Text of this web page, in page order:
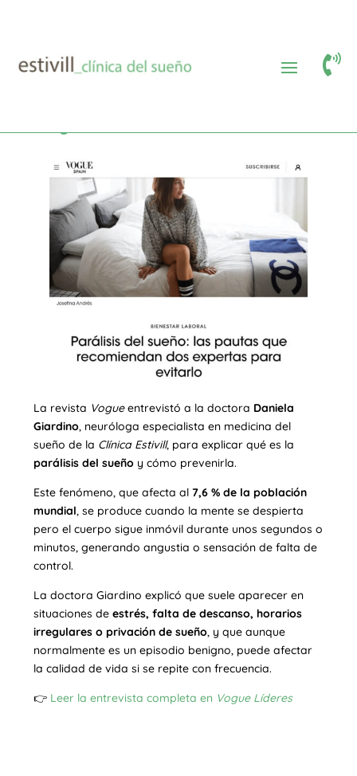

La revista Vogueentrevistó a la doctora Daniela
Giardino, neuróloga especialista en medicina del
sueño de la Clínica Estivill, para explicar qué es la
parálisis del sueño y cómo prevenirla.
Este fenómeno, que afecta al 7,6 % de la población
mundial, se produce cuando la mente se despierta
pero el cuerpo sigue inmóvil durante unos segundos o
minutos, generando angustia o sensación de falta de
control.
La doctora Giardino explicó que suele aparecer en
situaciones deestrés, falta de descanso, horarios
irregulares o privación de sueño, y que aunque
normalmente es un episodio benigno, puede afectar
la calidad de vida si se repite con frecuencia.
👉 Leer la entrevista completa en Vogue Líderes